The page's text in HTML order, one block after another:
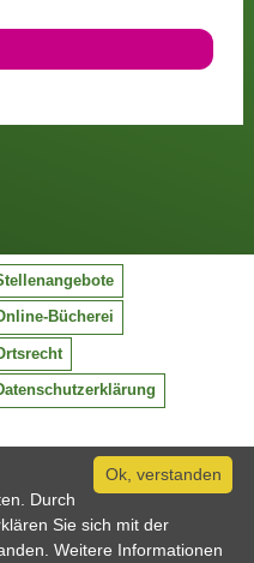
Bücherei
Ok, verstanden
Durch
Sie sich mit der
Weitere Informationen